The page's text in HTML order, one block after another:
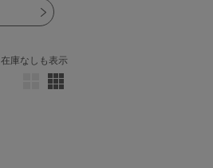
在庫なしも表示